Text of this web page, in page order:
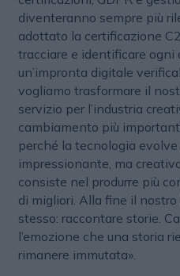
diventeranno sempre più
adottato la certificazione
tracciare e identificare
un’impronta digitale
vogliamo trasformare il
servizio per l’industria
cambiamento più
perché la tecnologia
impressionante, ma
consiste nel produrre più
di migliori. Alla fine il
stesso: raccontare storie.
l’emozione che una storia
rimanere immutata».